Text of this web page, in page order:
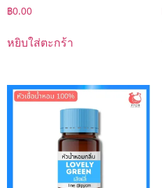
฿0.00
หยิบใส่ตะกร้า